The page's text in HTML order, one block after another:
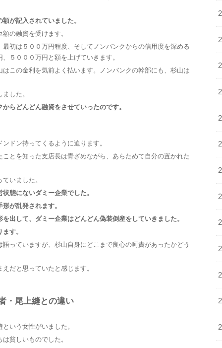
が記入されていました。
の融資を受けます。
初は５００万円程度、そしてノンバンクからの信用度を深める
５０００万円と額を上げていきます。
この金利を気前よく払います。ノンバンクの幹部にも、杉山は
した。
らどんどん融資をさせていったのです。
ドン持ってくるように迫ります。
とを知った支店長は青ざめながら、あらためて自分の置かれた
いました。
態にないダミー企業でした。
が乱発されます。
出して、ダミー企業はどんどん偽装倒産をしていきました。
す。
っていますが、杉山自身にどこまで良心の呵責があったかどう
だと思っていたと感じます。
・尾上縫との違い
いう女性がいました。
貧しいものでした。